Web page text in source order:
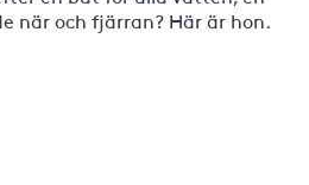
när och fjärran? Här är hon.